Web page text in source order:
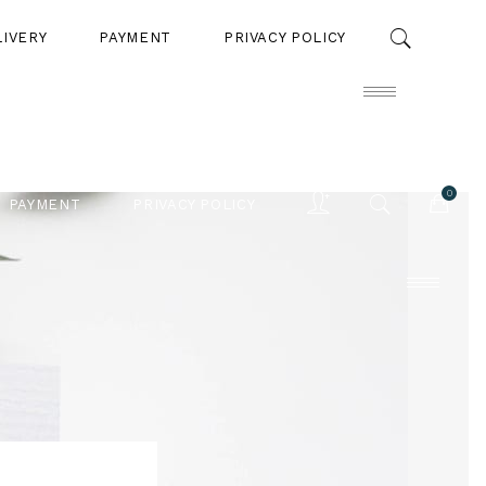
PAYMENT
0
PAYMENT PRIVACY POLICY